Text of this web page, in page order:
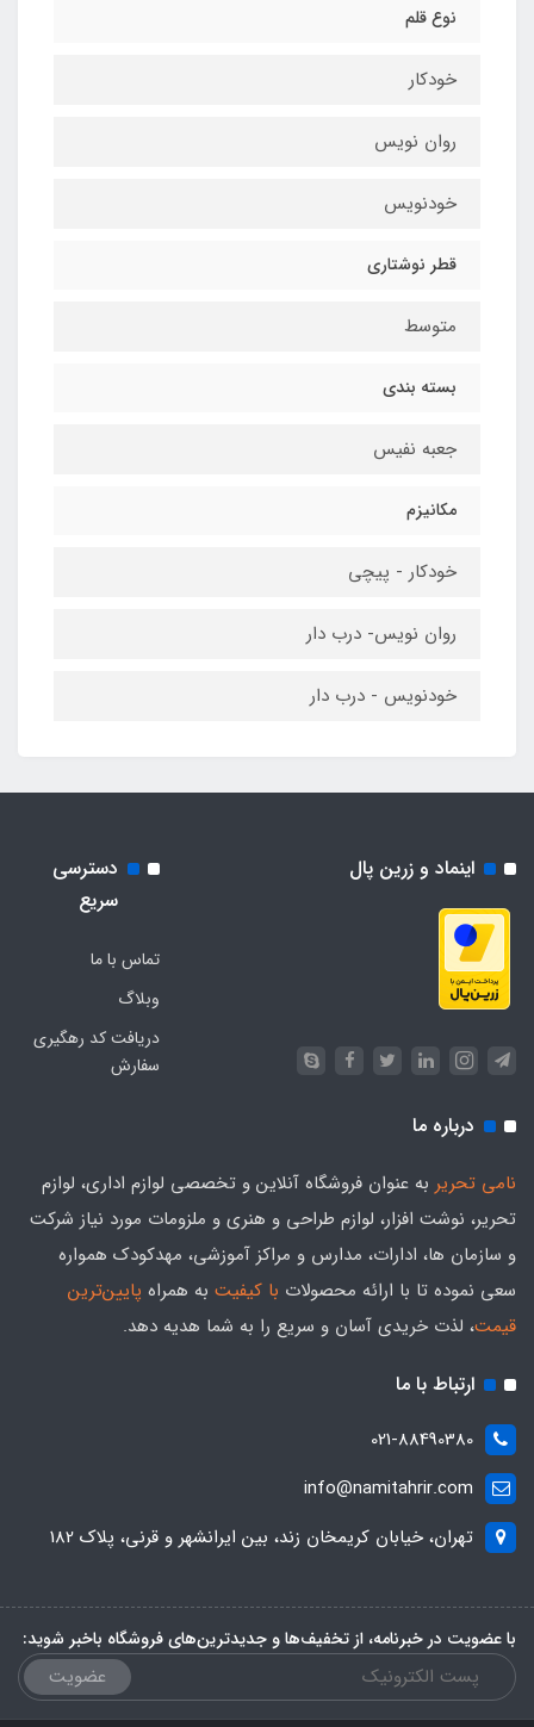
نوع قلم
خودکار
روان نویس
خودنویس
قطر نوشتاری
متوسط
بسته بندی
جعبه نفیس
مکانیزم
خودکار - پیچی
روان نویس- درب دار
خودنویس - درب دار
اینماد و زرین پال
دسترسی
سریع
تماس با ما
وبلاگ
دریافت کد رهگیری
سفارش
درباره ما
نامی تحریر به عنوان فروشگاه آنلاین و تخصصی لوازم اداری، لوازم
تحریر، نوشت افزار، لوازم طراحی و هنری و ملزومات مورد نیاز شرکت
و سازمان ها، ادارات، مدارس و مراکز آموزشی، مهدکودک همواره
سعی نموده تا با ارائه محصولات با کیفیت به همراه پایین‌ترین
قیمت، لذت خریدی آسان و سریع را به شما هدیه‌ دهد.
ارتباط با ما
021-88490380
info@namitahrir.com
تهران، خیابان کریمخان زند، بین ایرانشهر و قرنی، پلاک 182
با عضویت در خبرنامه، از تخفیف‌ها و جدیدترین‌های فروشگاه باخبر شوید:
عضویت